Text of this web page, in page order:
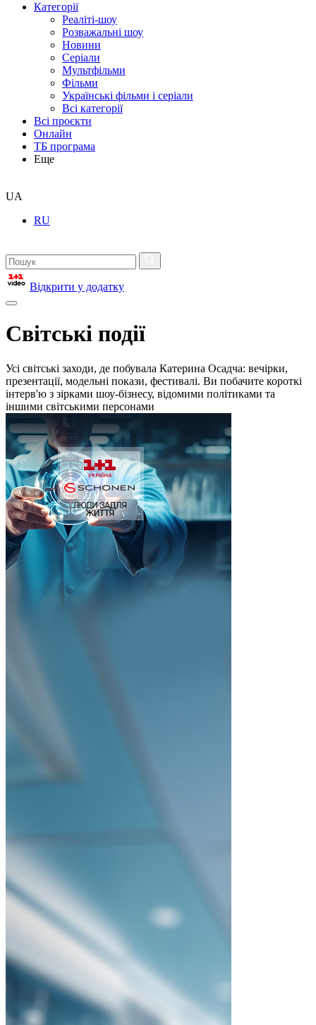
Категорії
Реаліті-шоу
Розважальні шоу
Новини
Серіали
Мультфільми
Фільми
Українські фільми і серіали
Всі категорії
Всі проєкти
Онлайн
ТБ програма
Еще
UA
RU
Відкрити у додатку
Світські події
Усі світські заходи, де побувала Катерина Осадча: вечірки,
презентації, модельні покази, фестивалі. Ви побачите короткі
інтерв'ю з зірками шоу-бізнесу, відомими політиками та
іншими світськими персонами